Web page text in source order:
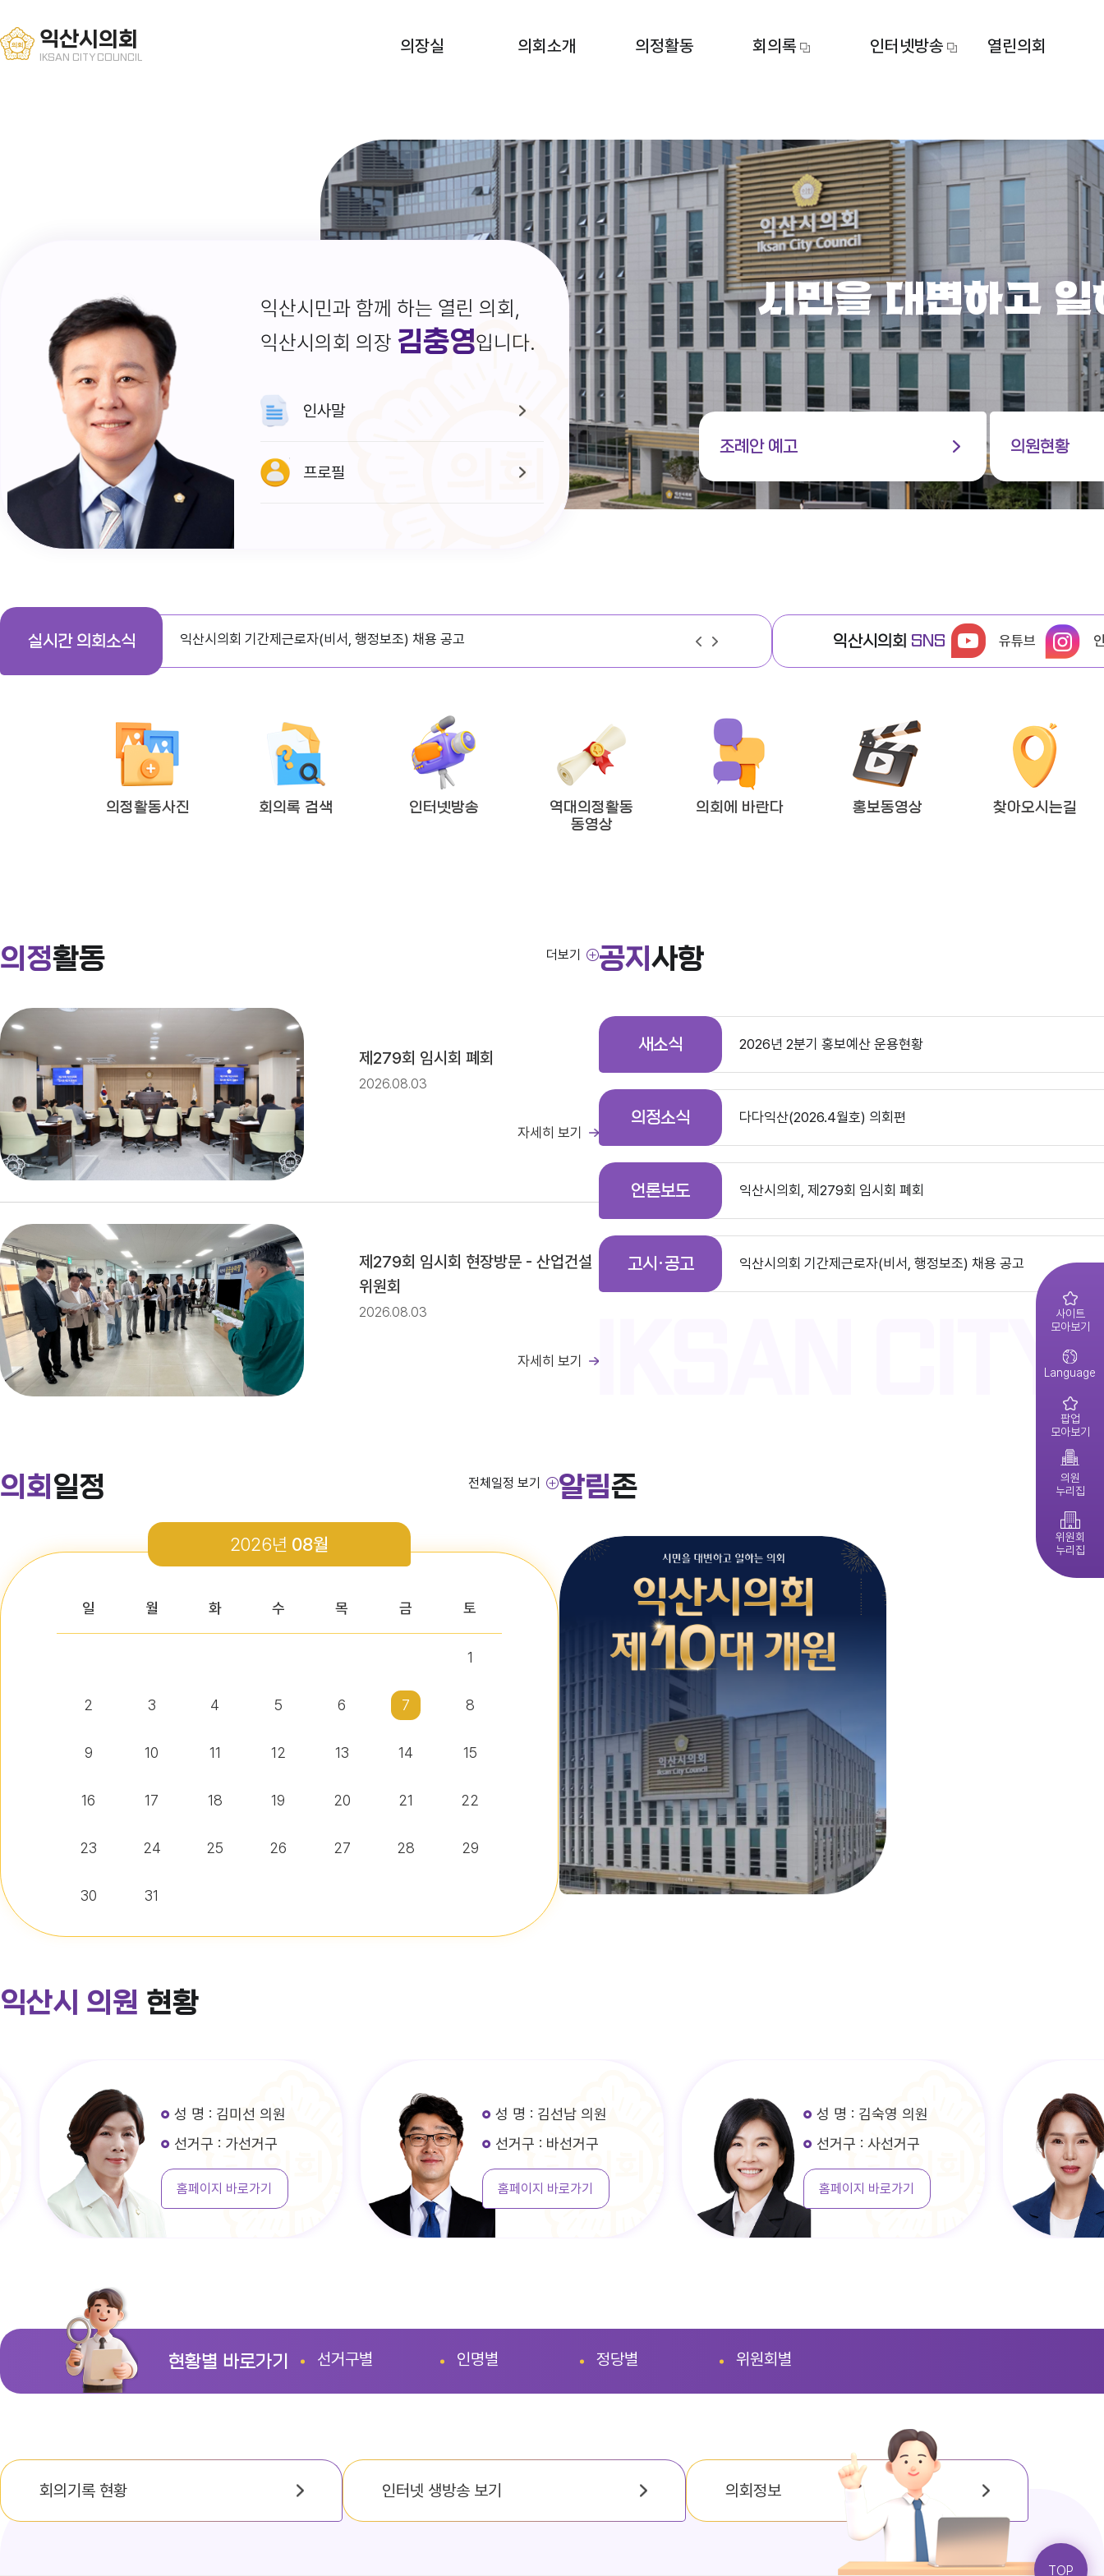
익산시의회
IKSAN CITY COUNCIL
의장실 의회소개 의정활동 회의록 인터넷방송 열린의회
사이트
모아보기
Language
팝업
모아보기
의원
누리집
위원회
누리집
시민을 대변하고
조례안 예고 의원현황
익산시민과 함께 하는 열린 의회,
익산시의회 의장 김충영입니다.
인사말
프로필
실시간 의회소식 익산시의회 기간제근로자(비서, 행정보조) 채용 공고
2026년도 제4회 익산시의회 지방임기제공무원 채용시험 최종합격자 공고
2026년도 제4회 익산시의회 지방임기제공무원 채용시험 서류전형 합격자 및 면접일정 공고
2026년 2분기 홍보예산 운용현황
제279회 익산시의회(임시회) 의사일정(안)
제279회 익산시의회 임시회 집회공고
제10대 익산시의회 개원
제278회 익산시의회 임시회 의사일정(안)
익산시의회 기간제근로자(비서, 행정보조) 채용 공고
익산시의회 SNS 유튜브
의정활동사진 회의록 검색 인터넷방송
역대의정활동
동영상
의회에 바란다 홍보동영상 찾아오시는길
의정활동
제279회 임시회 폐회
2026.08.03
자세히 보기
제279회 임시회 현장방문 - 산업건설
위원회
2026.08.03
자세히 보기
더보기 공지 사항
새소식 2026년 2분기 홍보예산 운용현황
제279회 익산시의회(임시회) 의사일정(안)
2026년 1분기 홍보예산 운용현황
의정소식
다다익산(2025.12월호) 의회편
다다익산(2026.4월호) 의회편
다다익산(2026.3월호) 의회편
다다익산(2026.4월호) 의회편
언론보도 익산시의회, 제279회 임시회 폐회
익산시의회 상임위원회 ‘현장 속으로!’
익산시의회, 제279회 임시회 폐회
고시·공고 익산시의회 기간제근로자(비서, 행정보조) 채용 공고
의회 일정
2026년 08월
일 월 화 수 목 금 토
1
2 3 4 5 6 7 8
9 10 11 12 13 14 15
16 17 18 19 20 21 22
23 24 25 26 27 28 29
30 31
전체일정 보기 알림존
익산시 의원 현황
성 명 : 김미선 의원
선거구 : 가선거구
홈페이지 바로가기
성 명 : 김선남 의원
선거구 : 바선거구
홈페이지 바로가기
성 명 : 김숙영 의원
선거구 : 사선거구
홈페이지 바로가기
현황별 바로가기 선거구별 인명별 정당별 위원회별
회의기록 현황 인터넷 생방송 보기 의회정보
TOP